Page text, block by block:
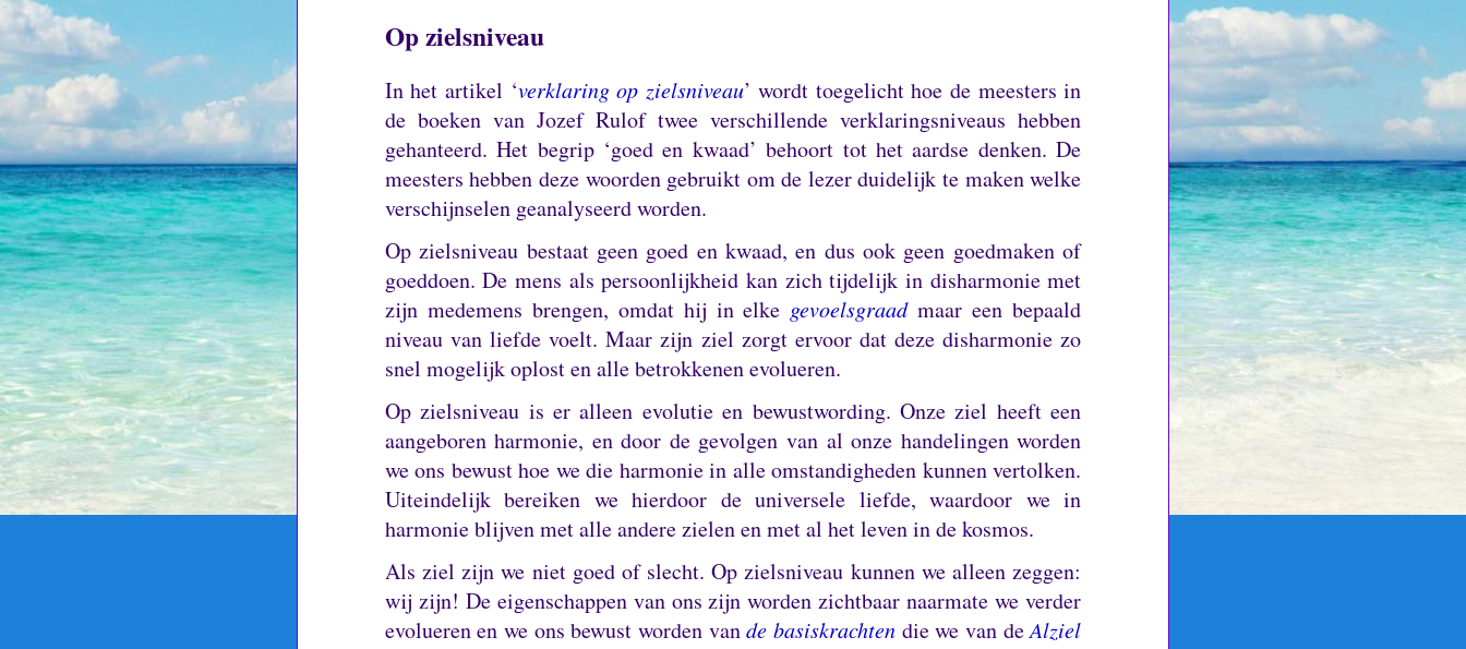
Op zielsniveau
In het artikel ‘verklaring op zielsniveau’ wordt toegelicht hoe de meesters in
de boeken van Jozef Rulof twee verschillende verklaringsniveaus hebben
gehanteerd.Het begrip ‘goed en kwaad’ behoort tot het aardse denken.De
meesters hebben deze woorden gebruikt om de lezer duidelijk te maken welke
verschijnselen geanalyseerd worden.
Op zielsniveau bestaat geen goed en kwaad, en dus ook geen goedmaken of
goeddoen.De mens als persoonlijkheid kan zich tijdelijk in disharmonie met
zijn medemens brengen, omdat hij in elke gevoelsgraadmaar een bepaald
niveau van liefde voelt.Maar zijn ziel zorgt ervoor dat deze disharmonie zo
snel mogelijk oplost en alle betrokkenen evolueren.
Op zielsniveau is er alleen evolutie en bewustwording.Onze ziel heeft een
aangeboren harmonie, en door de gevolgen van al onze handelingen worden
we ons bewust hoe we die harmonie in alle omstandigheden kunnen vertolken.
Uiteindelijk bereiken we hierdoor de universele liefde, waardoor we in
harmonie blijven met alle andere zielen en met al het leven in de kosmos.
Als ziel zijn we niet goed of slecht.Op zielsniveau kunnen we alleen zeggen:
wij zijn! De eigenschappen van ons zijn worden zichtbaar naarmate we verder
evolueren en we ons bewust worden vande basiskrachtendie we van deAlziel